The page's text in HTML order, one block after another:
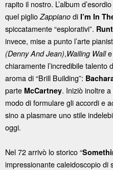
rapito il nostro. L’album d’esordio
quel piglioZappiano di I’m In
spiccatamente “esplorativi”.
invece, mise a punto l’arte
(Denny And Jean),Wailing Walle
chiaramente l’incredibile talento
aroma di “Brill Building”:
parte McCartney. Iniziò inoltre
modo di formulare gli accordi e
sino a plasmare uno stile
oggi.
Nel 72 arrivò lo storico “
impressionante caleidoscopio di